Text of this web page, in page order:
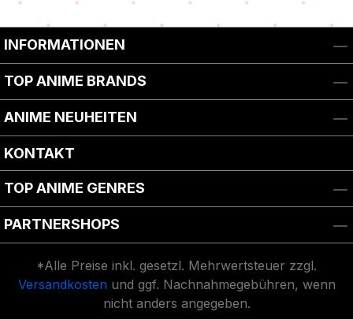
INFORMATIONEN
TOP ANIME BRANDS
ANIME NEUHEITEN
KONTAKT
TOP ANIME GENRES
PARTNERSHOPS
*Alle Preise inkl. gesetzl. Mehrwertsteuer zzgl.
Versandkosten und ggf. Nachnahmegebühren, wenn
nicht anders angegeben.